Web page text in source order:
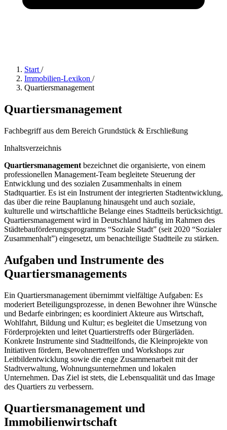
Start /
Immobilien-Lexikon /
Quartiersmanagement
Quartiersmanagement
Fachbegriff aus dem Bereich Grundstück & Erschließung
Inhaltsverzeichnis
Quartiersmanagement bezeichnet die organisierte, von einem
professionellen Management-Team begleitete Steuerung der
Entwicklung und des sozialen Zusammenhalts in einem
Stadtquartier. Es ist ein Instrument der integrierten Stadtentwicklung,
das über die reine Bauplanung hinausgeht und auch soziale,
kulturelle und wirtschaftliche Belange eines Stadtteils berücksichtigt.
Quartiersmanagement wird in Deutschland häufig im Rahmen des
Städtebauförderungsprogramms “Soziale Stadt” (seit 2020 “Sozialer
Zusammenhalt”) eingesetzt, um benachteiligte Stadtteile zu stärken.
Aufgaben und Instrumente des
Quartiersmanagements
Ein Quartiersmanagement übernimmt vielfältige Aufgaben: Es
moderiert Beteiligungsprozesse, in denen Bewohner ihre Wünsche
und Bedarfe einbringen; es koordiniert Akteure aus Wirtschaft,
Wohlfahrt, Bildung und Kultur; es begleitet die Umsetzung von
Förderprojekten und leitet Quartierstreffs oder Bürgerläden.
Konkrete Instrumente sind Stadtteilfonds, die Kleinprojekte von
Initiativen fördern, Bewohnertreffen und Workshops zur
Leitbildentwicklung sowie die enge Zusammenarbeit mit der
Stadtverwaltung, Wohnungsunternehmen und lokalen
Unternehmen. Das Ziel ist stets, die Lebensqualität und das Image
des Quartiers zu verbessern.
Quartiersmanagement und
Immobilienwirtschaft